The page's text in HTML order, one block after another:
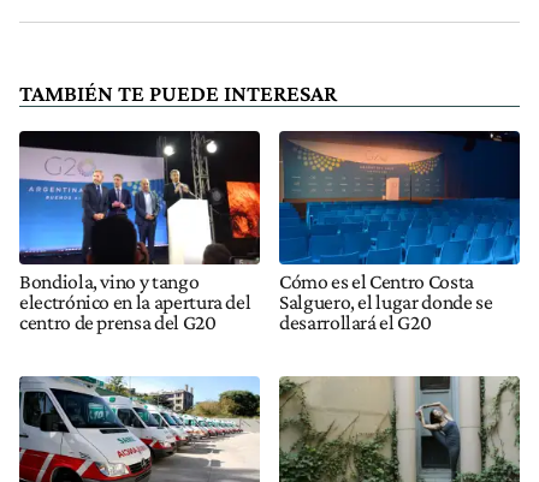
TAMBIÉN TE PUEDE INTERESAR
Bondiola, vino y tango
electrónico en la apertura del
centro de prensa del G20
Cómo es el Centro Costa
Salguero, el lugar donde se
desarrollará el G20